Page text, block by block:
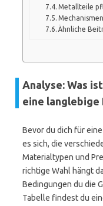
Metallteile
Ähnliche
Analyse: Was
eine
Bevor du dich für
es sich, die
Materialtypen und
richtige Wahl hängt
Bedingungen du die
Tabelle findest du